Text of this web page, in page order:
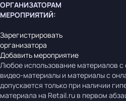
ОРГАНИЗАТОРАМ
МЕРОПРИЯТИЙ:
Зарегистрировать
организатора
Добавить мероприятие
Любое использование материалов с
видео-материалы и материалы с
допускается только при наличии
материала на Retail.ru в первом